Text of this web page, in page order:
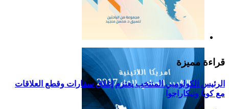
التقرير السياسي لأمريكا
اللاتينية للعام 2019
قراءة مميزة
الرئيس الكولومبي المنتخب يعتزم إغلاق سفارات وقطع العلاقات
مع كوبا ونيكاراجوا